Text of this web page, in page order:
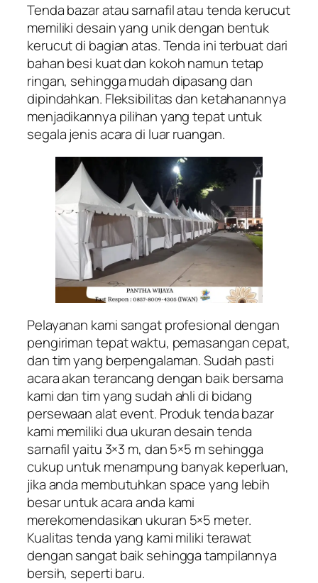
Tenda bazar atau sarnafil atau tenda kerucut
memiliki desain yang unik dengan bentuk
kerucut di bagian atas. Tenda ini terbuat dari
bahan besi kuat dan kokoh namun tetap
ringan, sehingga mudah dipasang dan
dipindahkan. Fleksibilitas dan ketahanannya
menjadikannya pilihan yang tepat untuk
segala jenis acara di luar ruangan.
Pelayanan kami sangat profesional dengan
pengiriman tepat waktu, pemasangan cepat,
dan tim yang berpengalaman. Sudah pasti
acara akan terancang dengan baik bersama
kami dan tim yang sudah ahli di bidang
persewaan alat event. Produk tenda bazar
kami memiliki dua ukuran desain tenda
sarnafil yaitu 3×3 m, dan 5×5 m sehingga
cukup untuk menampung banyak keperluan,
jika anda membutuhkan space yang lebih
besar untuk acara anda kami
merekomendasikan ukuran 5×5 meter.
Kualitas tenda yang kami miliki terawat
dengan sangat baik sehingga tampilannya
bersih, seperti baru.